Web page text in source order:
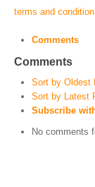
terms and condition
Comments
Comments
Sort by Oldest
Sort by Latest
Subscribe
No comments